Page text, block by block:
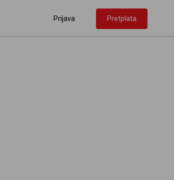
Prijava Pretplata